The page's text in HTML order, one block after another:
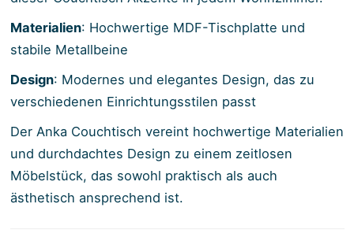
Materialien: Hochwertige MDF-Tischplatte und
stabile Metallbeine
Design: Modernes und elegantes Design, das zu
verschiedenen Einrichtungsstilen passt
Der Anka Couchtisch vereint hochwertige Materialien
und durchdachtes Design zu einem zeitlosen
Möbelstück, das sowohl praktisch als auch
ästhetisch ansprechend ist.